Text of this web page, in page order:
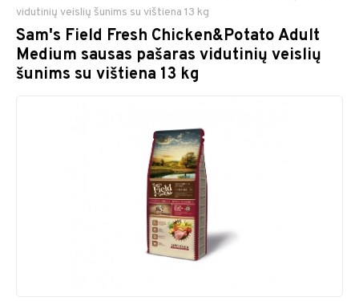
vidutinių veislių šunims su vištiena 13 kg
Sam's Field Fresh Chicken&Potato Adult
Medium sausas pašaras vidutinių veislių
šunims su vištiena 13 kg